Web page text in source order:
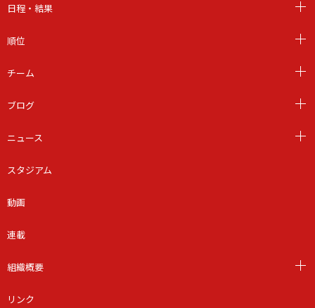
日程・結果
順位
チーム
ブログ
ニュース
スタジアム
動画
連載
組織概要
リンク